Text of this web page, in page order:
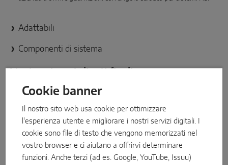
SOLUZIONI DI SERVIZO
Servizi normativi
Servizi di prodotto
Adattabili
Componenti di sistema
Eccellente tenuta
risparmio reale.
Lunga durata
Cookie banner
Il nostro sito web usa cookie per ottimizzare
l'esperienza utente e migliorare i nostri servizi digitali. I
cookie sono file di testo che vengono memorizzati nel
vostro browser e ci aiutano a offrirvi determinare
funzioni. Anche terzi (ad es. Google, YouTube, Issuu)